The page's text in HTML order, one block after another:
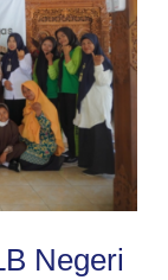
Negeri